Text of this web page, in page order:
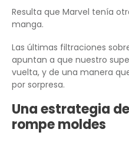
Resulta que Marvel tenía
manga.
Las últimas filtraciones
apuntan a que nuestro
vuelta, y de una manera
por sorpresa.
Una estrategia
rompe moldes